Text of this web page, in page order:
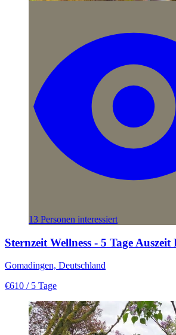
13 Personen interessiert
Sternzeit Wellness - 5 Tage Auszeit
Gomadingen, Deutschland
€610 / 5 Tage